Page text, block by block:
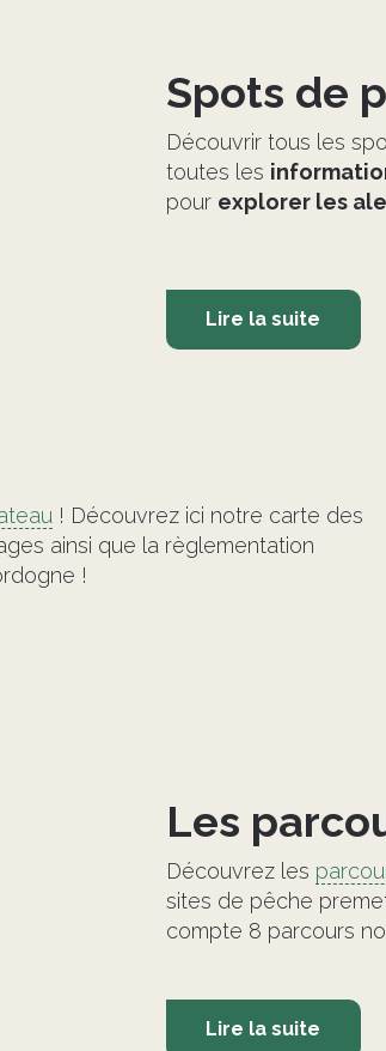
Spots de
Découvrir tous les
toutes les
pour explorer les
Lire la suite
! Découvrez ici notre carte des
ainsi que la règlementation
!
Les
Découvrez les
sites de pêche
compte 8 parcours
Lire la suite